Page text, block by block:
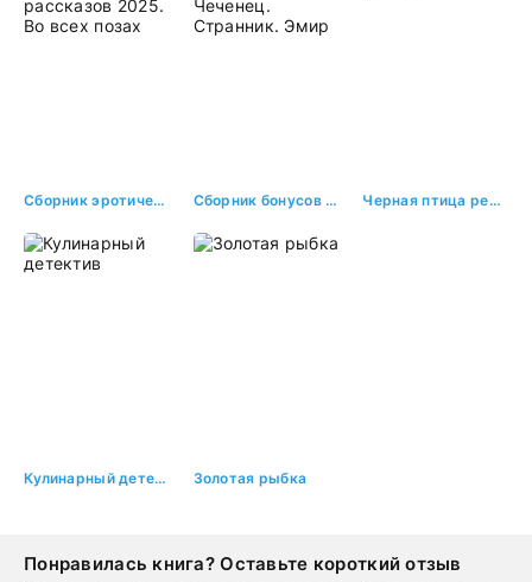
Сборник эротических рассказов 2025. Во всех позах Сборник бонусов 1. Чеченец. Странник. Эмир Черная птица ревности
Кулинарный детектив Золотая рыбка
Понравилась книга? Оставьте короткий отзыв